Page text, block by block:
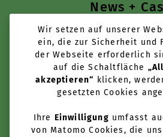
News +
Tools +
Über uns
Anbieter
Wir setzen auf unserer
ein, die zur Sicherheit und
der Webseite erforderlich
auf die Schaltfläche
akzeptieren“ klicken,
gesetzten Cookies
Ihre Einwilligung umfasst
von Matomo Cookies, die